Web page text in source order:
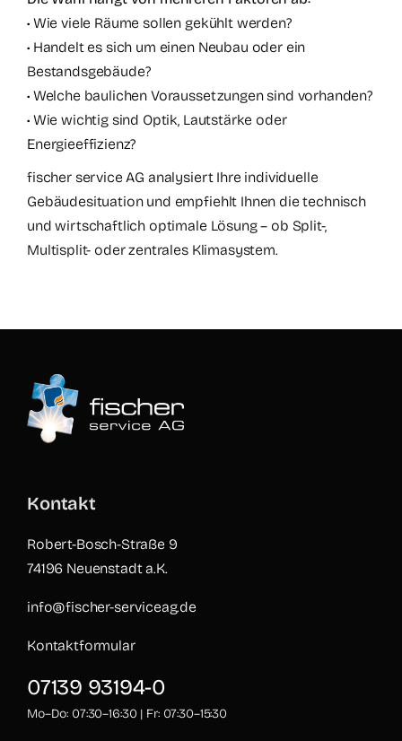
• Wie viele Räume sollen gekühlt werden?
• Handelt es sich um einen Neubau oder ein
Bestandsgebäude?
• Welche baulichen Voraussetzungen sind vorhanden?
• Wie wichtig sind Optik, Lautstärke oder
Energieeffizienz?
fischer service AG analysiert Ihre individuelle
Gebäudesituation und empfiehlt Ihnen die technisch
und wirtschaftlich optimale Lösung – ob Split-,
Multisplit- oder zentrales Klimasystem.
Kontakt
Robert-Bosch-Straße 9
74196 Neuenstadt a.K.
info@fischer-serviceag.de
Kontaktformular
07139 93194-0
Mo–Do: 07:30–16:30 | Fr: 07:30–15:30